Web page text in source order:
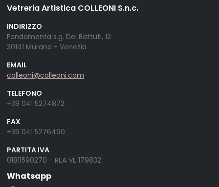
Vetreria Artistica COLLEONI S.n.c.
INDIRIZZO
Fondamenta s.g. Dei Battuti, 12
30141 Murano - Venezia
EMAIL
colleoni@colleoni.com
TELEFONO
+39 041 5274872
FAX
+39 041 5276490
PARTITA IVA
01811590270 - REA VE 179832
Whatsapp